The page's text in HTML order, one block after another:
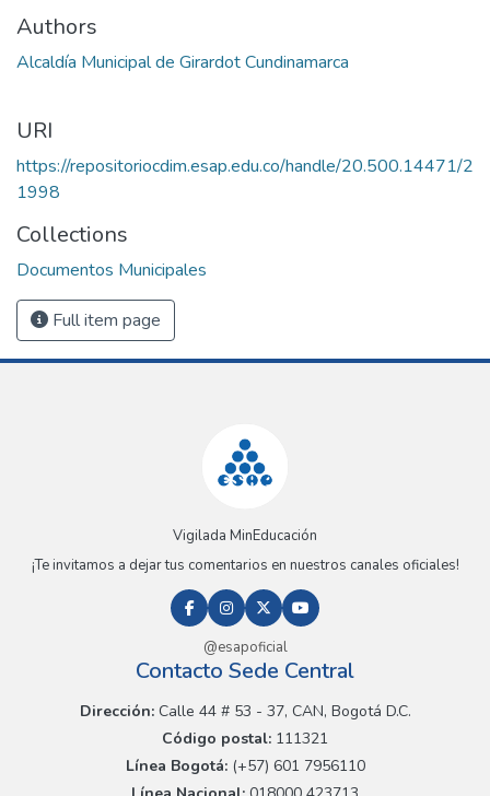
Authors
Alcaldía Municipal de Girardot Cundinamarca
URI
https://repositoriocdim.esap.edu.co/handle/20.500.14471/2
1998
Collections
Documentos Municipales
Full item page
Vigilada MinEducación
¡Te invitamos a dejar tus comentarios en nuestros canales oficiales!
@esapoficial
Contacto Sede Central
Dirección:Calle 44 # 53 - 37, CAN, Bogotá D.C.
Código postal: 111321
Línea Bogotá:(+57) 601 7956110